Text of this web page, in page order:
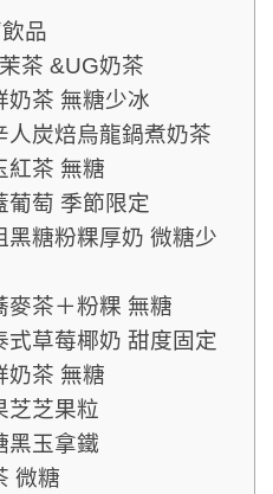
品
茶 &UG奶茶
奶茶 無糖少冰
人炭焙烏龍鍋煮奶茶
紅茶 無糖
葡萄 季節限定
黑糖粉粿厚奶 微糖少
麥茶＋粉粿 無糖
草莓椰奶 甜度固定
奶茶 無糖
芝芝果粒
黑玉拿鐵
微糖